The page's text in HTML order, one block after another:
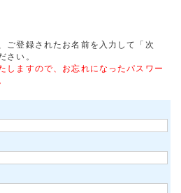
ご登録されたお名前を入力して「次
さい。
しますので、お忘れになったパスワー